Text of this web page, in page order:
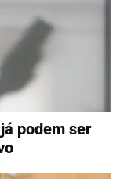
podem ser